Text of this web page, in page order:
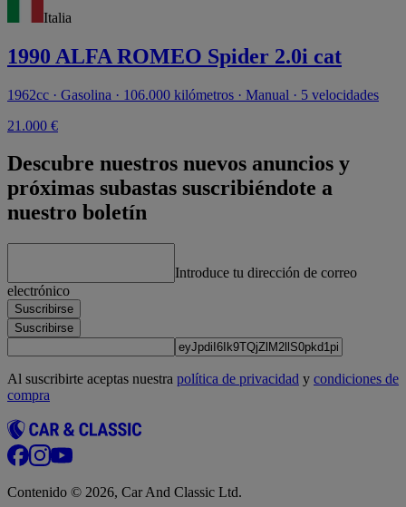
Italia
1990 ALFA ROMEO Spider 2.0i cat
1962cc · Gasolina · 106.000 kilómetros · Manual · 5 velocidades
21.000 €
Descubre nuestros nuevos anuncios y
próximas subastas suscribiéndote a
nuestro boletín
Introduce tu dirección de correo
electrónico
Suscribirse
Suscribirse
Al suscribirte aceptas nuestra política de privacidad y condiciones de
compra
Contenido © 2026, Car And Classic Ltd.